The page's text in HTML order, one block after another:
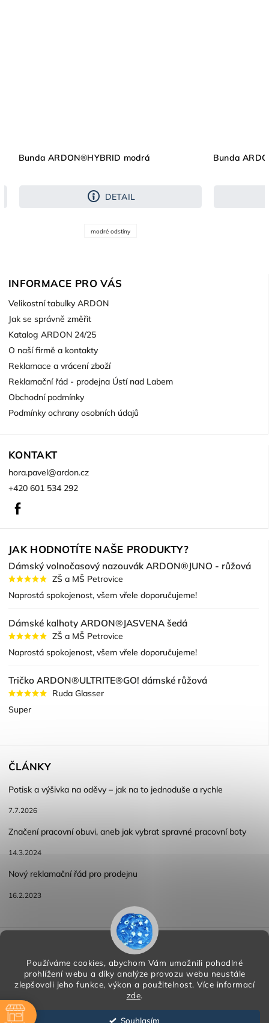
Používáme cookies, abychom Vám umožnili pohodlné
prohlížení webu a díky analýze provozu webu neustále
zlepšovali jeho funkce, výkon a použitelnost. Více informací
zde.
Souhlasím
Bunda ARDON®HYBRID modrá
DETAIL
modré odstíny
Bunda
INFORMACE PRO VÁS
Velikostní tabulky ARDON
Jak se správně změřit
Katalog ARDON 24/25
O naší firmě a kontakty
Reklamace a vrácení zboží
Reklamační řád - prodejna Ústí nad Labem
Obchodní podmínky
Podmínky ochrany osobních údajů
KONTAKT
hora.pavel@ardon.cz
+420 601 534 292
JAK HODNOTÍTE NAŠE PRODUKTY?
Dámský volnočasový nazouvák ARDON®JUNO - růžová
ZŠ a MŠ Petrovice
Naprostá spokojenost, všem vřele doporučujeme!
Dámské kalhoty ARDON®JASVENA šedá
ZŠ a MŠ Petrovice
Naprostá spokojenost, všem vřele doporučujeme!
Tričko ARDON®ULTRITE®GO! dámské růžová
Ruda Glasser
Super
ČLÁNKY
Potisk a výšivka na oděvy – jak na to jednoduše a rychle
7.7.2026
Značení pracovní obuvi, aneb jak vybrat spravné pracovní boty
14.3.2024
Nový reklamační řád pro prodejnu
16.2.2023
Reklamace a vracení zboží
Podmínky ochrany osobních údajů
Copyright 2026 HORA PP s.r.o.
Shoptet | Design